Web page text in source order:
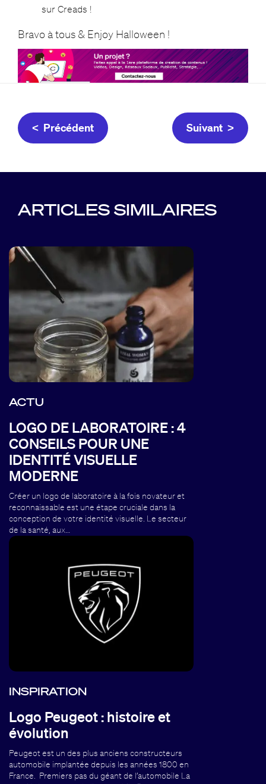
sur Creads !
Bravo à tous & Enjoy Halloween !
< Précédent Suivant >
ARTICLES SIMILAIRES
ACTU
LOGO DE LABORATOIRE : 4
CONSEILS POUR UNE
IDENTITÉ VISUELLE
MODERNE
Créer un logo de laboratoire à la fois novateur et
reconnaissable est une étape cruciale dans la
conception de votre identité visuelle. Le secteur
de la santé, aux…
INSPIRATION
Logo Peugeot : histoire et
évolution
Peugeot est un des plus anciens constructeurs
automobile implantée depuis les années 1800 en
France. Premiers pas du géant de l’automobile La